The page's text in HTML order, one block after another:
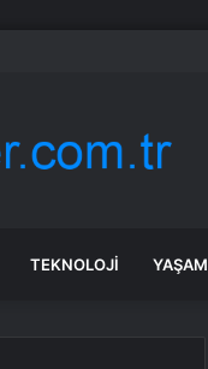
TEKNOLOJI YAŞAM